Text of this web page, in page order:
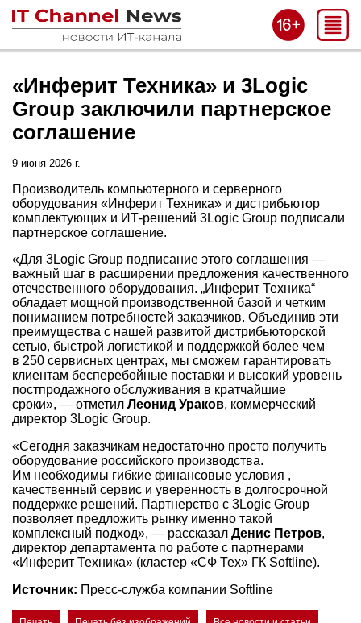
«Инферит Техника» и 3Logic
Group заключили партнерское
соглашение
9 июня 2026 г.
Производитель компьютерного и серверного
оборудования «Инферит Техника» и дистрибьютор
комплектующих и ИТ-решений 3Logic Group подписали
партнерское соглашение.
«Для 3Logic Group подписание этого соглашения —
важный шаг в расширении предложения качественного
отечественного оборудования. „Инферит Техника“
обладает мощной производственной базой и четким
пониманием потребностей заказчиков. Объединив эти
преимущества с нашей развитой дистрибьюторской
сетью, быстрой логистикой и поддержкой более чем
в 250 сервисных центрах, мы сможем гарантировать
клиентам бесперебойные поставки и высокий уровень
постпродажного обслуживания в кратчайшие
сроки», — отметил Леонид Ураков, коммерческий
директор 3Logic Group.
«Сегодня заказчикам недостаточно просто получить
оборудование российского производства.
Им необходимы гибкие финансовые условия ,
качественный сервис и уверенность в долгосрочной
поддержке решений. Партнерство с 3Logic Group
позволяет предложить рынку именно такой
комплексный подход», — рассказал Денис Петров,
директор департамента по работе с партнерами
«Инферит Техника» (кластер «СФ Тех» ГК Softline).
Источник: Пресс-служба компании Softline